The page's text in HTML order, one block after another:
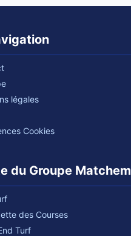
légales
Cookies
du Groupe Matchem
des Courses
Turf